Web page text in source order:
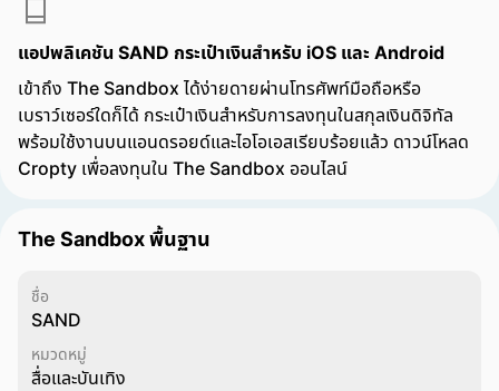
แอปพลิเคชัน SAND กระเป๋าเงินสำหรับ iOS และ Android
เข้าถึง The Sandbox ได้ง่ายดายผ่านโทรศัพท์มือถือหรือ
เบราว์เซอร์ใดก็ได้ กระเป๋าเงินสำหรับการลงทุนในสกุลเงินดิจิทัล
พร้อมใช้งานบนแอนดรอยด์และไอโอเอสเรียบร้อยแล้ว ดาวน์โหลด
Cropty เพื่อลงทุนใน The Sandbox ออนไลน์
The Sandbox พื้นฐาน
ชื่อ
SAND
หมวดหมู่
สื่อและบันเทิง